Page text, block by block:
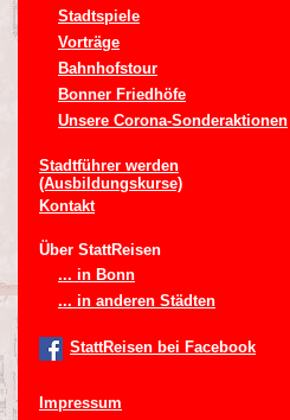
Stadtspiele
Vorträge
Bahnhofstour
Bonner Friedhöfe
Unsere Corona-Sonderaktionen
Stadtführer werden
(Ausbildungskurse)
Kontakt
Über StattReisen
... in Bonn
... in anderen Städten
StattReisen bei Facebook
Impressum